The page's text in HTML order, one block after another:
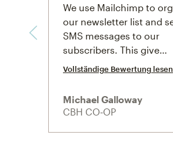
We use Mailchimp to
our newsletter list and
SMS messages to our
subscribers. This give…
Vollständige Bewertung lesen
Michael Galloway
CBH CO‑OP